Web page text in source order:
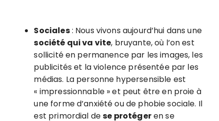
Sociales: Nous vivons aujourd’hui dans une
société qui va vite, bruyante, où l’on est
sollicité en permanence par les images, les
publicités et la violence présentée par les
médias. La personne hypersensible est
« impressionnable » et peut être en proie à
une forme d’anxiété ou de phobie sociale. Il
est primordial dese protégeren se